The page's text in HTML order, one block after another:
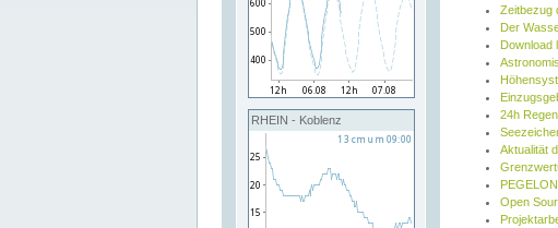
RHEIN - Koblenz
Zeitbezug
Der
Download
24h
Aktualität
Open